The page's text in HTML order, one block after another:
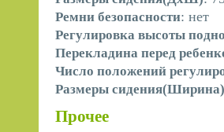
Ремни безопасности: нет
Регулировка высоты
Перекладина перед
Число положений
Размеры сидения(Ширина)
Прочее